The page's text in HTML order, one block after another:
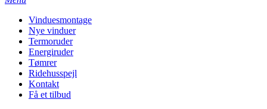
Vinduesmontage
Nye vinduer
Termoruder
Energiruder
Tømrer
Ridehusspejl
Kontakt
Få et tilbud